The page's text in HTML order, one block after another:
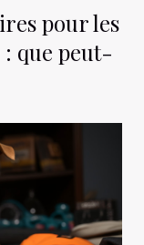
pour les
que peut-